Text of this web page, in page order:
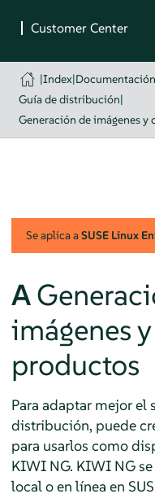
|Index|
Guía de distribución|
Generación de imágenes
Se aplica aSUSE Linux
A
imágenes
productos
Para adaptar mejor el
distribución, puede
para usarlos como
KIWI NG. KIWI NG
local o en línea en